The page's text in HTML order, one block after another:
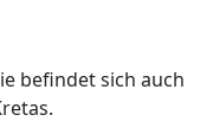
befindet sich auch